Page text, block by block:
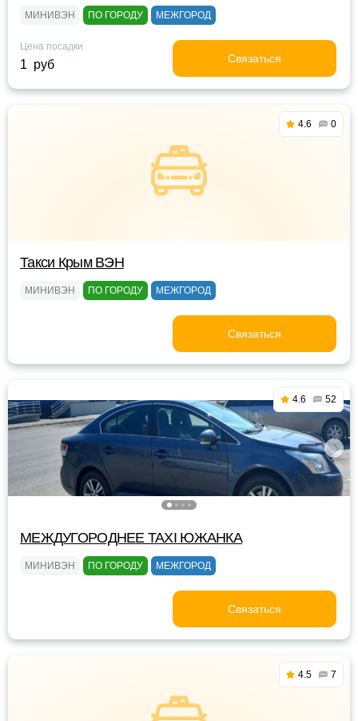
МИНИВЭН ПО ГОРОДУ МЕЖГОРОД
Цена посадки
1 руб Связаться
4.6 0
Такси Крым ВЭН
МИНИВЭН ПО ГОРОДУ МЕЖГОРОД
Связаться
4.6 52
МЕЖДУГОРОДНЕЕ TAXI ЮЖАНКА
МИНИВЭН ПО ГОРОДУ МЕЖГОРОД
Связаться
4.5 7